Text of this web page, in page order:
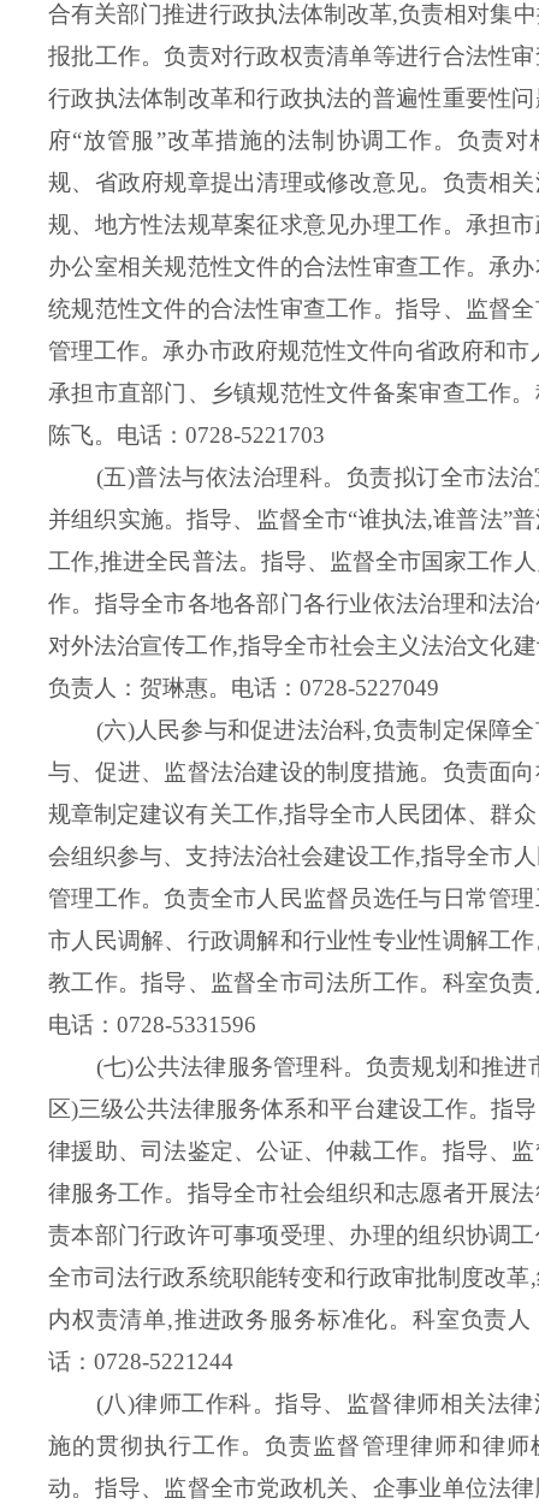
合有关部门推进行政执法体制改革,负责相对集
报批工作。负责对行政权责清单等进行合法性
行政执法体制改革和行政执法的普遍性重要性
府“放管服”改革措施的法制协调工作。负责对
规、省政府规章提出清理或修改意见。负责相
规、地方性法规草案征求意见办理工作。承担
办公室相关规范性文件的合法性审查工作。承
统规范性文件的合法性审查工作。指导、监督
管理工作。承办市政府规范性文件向省政府和市
承担市直部门、乡镇规范性文件备案审查工作。
陈飞。 电话：0728-5221703
(五)普法与依法治理科。负责拟订全市法
并组织实施。指导、监督全市“谁执法,谁普法”
工作,推进全民普法。指导、监督全市国家工作
作。指导全市各地各部门各行业依法治理和法
对外法治宣传工作,指导全市社会主义法治文化
负责人：贺琳惠。 电话：0728-5227049
(六)人民参与和促进法治科,负责制定保障
与、促进、监督法治建设的制度措施。负责面
规章制定建议有关工作,指导全市人民团体、群
会组织参与、支持法治社会建设工作,指导全市
管理工作。负责全市人民监督员选任与日常管
市人民调解、行政调解和行业性专业性调解工
教工作。指导、监督全市司法所工作。 科室负
电话：0728-5331596
(七)公共法律服务管理科。负责规划和推进
区)三级公共法律服务体系和平台建设工作。指
律援助、司法鉴定、公证、仲裁工作。指导、
律服务工作。指导全市社会组织和志愿者开展
责本部门行政许可事项受理、办理的组织协调
全市司法行政系统职能转变和行政审批制度改革
内权责清单,推进政务服务标准化。 科室负责人
话：0728-5221244
(八)律师工作科。指导、监督律师相关法
施的贯彻执行工作。负责监督管理律师和律师
动。指导、监督全市党政机关、企事业单位法